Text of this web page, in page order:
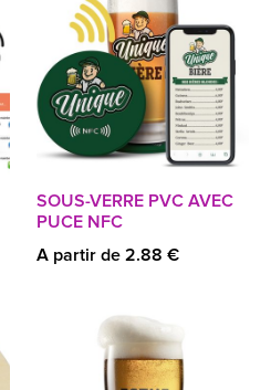
SOUS-VERRE PVC AVEC
PUCE NFC
A partir de 2.88 €